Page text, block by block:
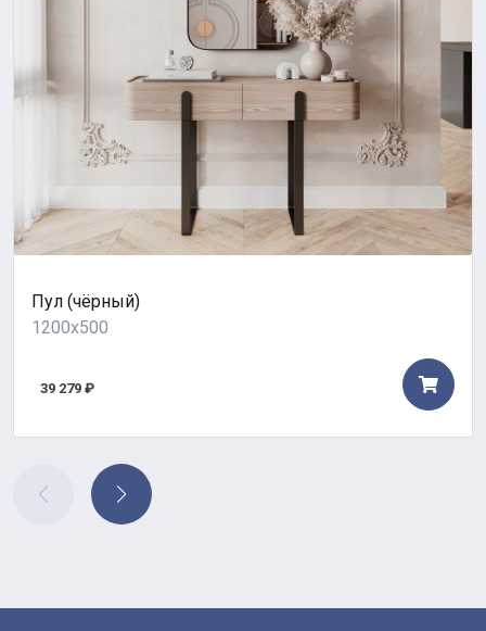
Пул (чёрный)
1200x500
39 279 ₽